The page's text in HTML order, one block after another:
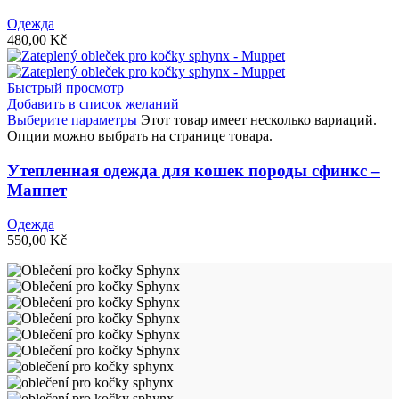
Одежда
480,00 Kč
Быстрый просмотр
Добавить в список желаний
Выберите параметры Этот товар имеет несколько вариаций.
Опции можно выбрать на странице товара.
Утепленная одежда для кошек породы сфинкс –
Маппет
Одежда
550,00 Kč